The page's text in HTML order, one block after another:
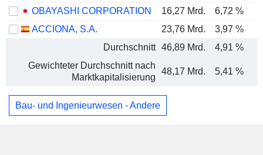
OBAYASHI CORPORATION
16,27 Mrd. 6,72 %
ACCIONA, S.A.
23,76 Mrd.
3,97 %
Durchschnitt 46,89 Mrd. 4,91 %
Gewichteter Durchschnitt nach
Marktkapitalisierung
48,17 Mrd. 5,41 %
Bau- und Ingenieurwesen - Andere